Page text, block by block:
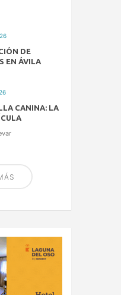
DE
EN ÁVILA
CANINA: LA